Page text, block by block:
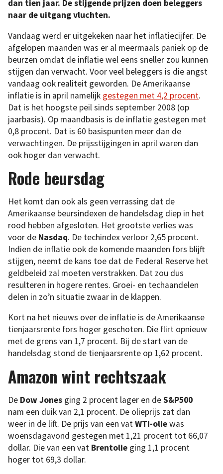
dan tien jaar. De stijgende prijzen doen beleggers
naar de uitgang vluchten.
Vandaag werd er uitgekeken naar het inflatiecijfer. De
afgelopen maanden was er al meermaals paniek op de
beurzen omdat de inflatie wel eens sneller zou kunnen
stijgen dan verwacht. Voor veel beleggers is die angst
vandaag ook realiteit geworden. De Amerikaanse
inflatie is in april namelijk gestegen met 4,2 procent.
Dat is het hoogste peil sinds september 2008 (op
jaarbasis). Op maandbasis is de inflatie gestegen met
0,8 procent. Dat is 60 basispunten meer dan de
verwachtingen. De prijsstijgingen in april waren dan
ook hoger dan verwacht.
Rode beursdag
Het komt dan ook als geen verrassing dat de
Amerikaanse beursindexen de handelsdag diep in het
rood hebben afgesloten. Het grootste verlies was
voor de Nasdaq. De techindex verloor 2,65 procent.
Indien de inflatie ook de komende maanden fors blijft
stijgen, neemt de kans toe dat de Federal Reserve het
geldbeleid zal moeten verstrakken. Dat zou dus
resulteren in hogere rentes. Groei- en techaandelen
delen in zo’n situatie zwaar in de klappen.
Kort na het nieuws over de inflatie is de Amerikaanse
tienjaarsrente fors hoger geschoten. Die flirt opnieuw
met de grens van 1,7 procent. Bij de start van de
handelsdag stond de tienjaarsrente op 1,62 procent.
Amazon wint rechtszaak
De Dow Jones ging 2 procent lager en deS&P500
nam een duik van 2,1 procent. De olieprijs zat dan
weer in de lift. De prijs van een vatWTI-oliewas
woensdagavond gestegen met 1,21 procent tot 66,07
dollar. Die van een vat Brentolie ging 1,1 procent
hoger tot 69,3 dollar.